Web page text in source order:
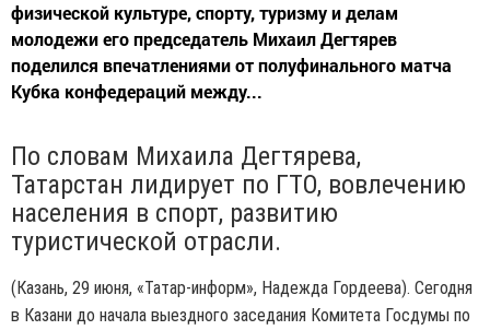
физической культуре, спорту, туризму и делам
молодежи его председатель Михаил Дегтярев
поделился впечатлениями от полуфинального матча
Кубка конфедераций между...
По словам Михаила Дегтярева,
Татарстан лидирует по ГТО, вовлечению
населения в спорт, развитию
туристической отрасли.
(Казань, 29 июня, «Татар-информ», Надежда Гордеева). Сегодня
в Казани до начала выездного заседания Комитета Госдумы по